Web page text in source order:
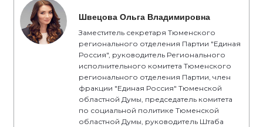
Швецова Ольга Владимировна
Заместитель секретаря Тюменского
регионального отделения Партии "Единая
Россия", руководитель Регионального
исполнительного комитета Тюменского
регионального отделения Партии, член
фракции "Единая Россия" Тюменской
областной Думы, председатель комитета
по социальной политике Тюменской
областной Думы, руководитель Штаба